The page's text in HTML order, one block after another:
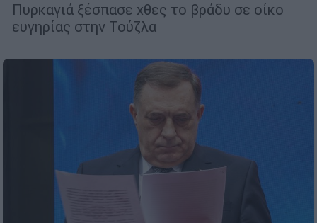
Πυρκαγιά ξέσπασε χθες το βράδυ σε οίκο
ευγηρίας στην Τούζλα